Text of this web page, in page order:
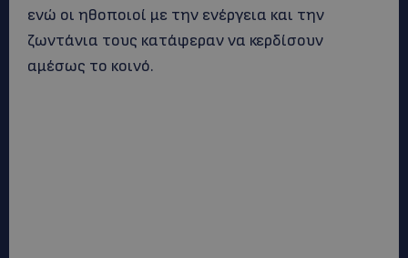
ενώ οι ηθοποιοί με την ενέργεια και την
ζωντάνια τους κατάφεραν να κερδίσουν
αμέσως το κοινό.